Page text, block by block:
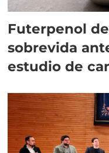
Futerpenol
sobrevida
estudio de